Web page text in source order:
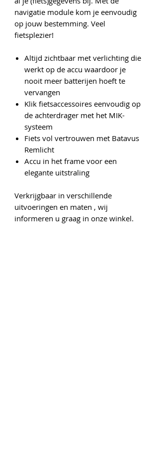
navigatie module kom je eenvoudig
op jouw bestemming. Veel
fietsplezier!
Altijd zichtbaar met verlichting die
werkt op de accu waardoor je
nooit meer batterijen hoeft te
vervangen
Klik fietsaccessoires eenvoudig op
de achterdrager met het MIK-
systeem
Fiets vol vertrouwen met Batavus
Remlicht
Accu in het frame voor een
elegante uitstraling
Verkrijgbaar in verschillende
uitvoeringen en maten , wij
informeren u graag in onze winkel.